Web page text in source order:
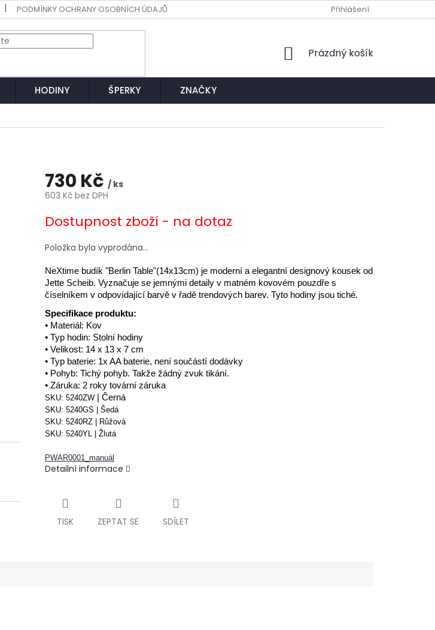
PODMÍNKY OCHRANY OSOBNÍCH ÚDAJŮ EXPEDIČNÍ A KONTAKTNÍ MÍSTO
Přihlášení
NÁKUPNÍ
Prázdný košík
HODINY ŠPERKY ZNAČKY
730 Kč / ks
603 Kč bez DPH
cena:
Dostupnost zboží - na dotaz
Položka byla vyprodána…
NeXtime budík "Berlin Table"(14x13cm) je moderní a elegantní designový kousek od
Jette Scheib. Vyznačuje se jemnými detaily v matném kovovém pouzdře s
číselníkem v odpovídající barvě v řadě trendových barev. Tyto hodiny jsou tiché.
Specifikace produktu:
• Materiál: Kov
• Typ hodin: Stolní hodiny
• Velikost: 14 x 13 x 7 cm
• Typ baterie: 1x AA baterie, není součástí dodávky
• Pohyb: Tichý pohyb. Takže žádný zvuk tikání.
• Záruka: 2 roky tovární záruka
SKU: 5240ZW | Černá
SKU: 5240GS | Šedá
SKU: 5240RZ | Růžová
SKU: 5240YL | Žlutá
PWAR0001_manuál
Detailní informace
TISK ZEPTAT SE SDÍLET